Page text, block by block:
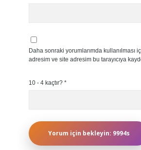
Daha sonraki yorumlarımda kullanılması
adresim ve site adresim bu tarayıcıya
10 - 4 kaçtır? *